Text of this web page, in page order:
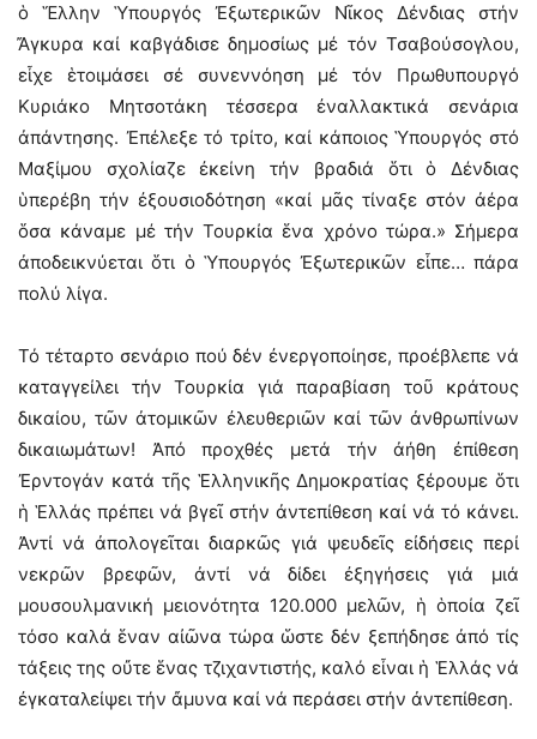
ὁ Ἕλλην Ὑπουργός Ἐξωτερικῶν Νῖκος Δένδιας στήν
Ἄγκυρα καί καβγάδισε δημοσίως μέ τόν Τσαβούσογλου,
εἶχε ἑτοιμάσει σέ συνεννόηση μέ τόν Πρωθυπουργό
Κυριάκο Μητσοτάκη τέσσερα ἐναλλακτικά σενάρια
ἀπάντησης. Ἐπέλεξε τό τρίτο, καί κάποιος Ὑπουργός στό
Μαξίμου σχολίαζε ἐκείνη τήν βραδιά ὅτι ὁ Δένδιας
ὑπερέβη τήν ἐξουσιοδότηση «καί μᾶς τίναξε στόν ἀέρα
ὅσα κάναμε μέ τήν Τουρκία ἕνα χρόνο τώρα.» Σήμερα
ἀποδεικνύεται ὅτι ὁ Ὑπουργός Ἐξωτερικῶν εἶπε… πάρα
πολύ λίγα.
Τό τέταρτο σενάριο πού δέν ἐνεργοποίησε, προέβλεπε νά
καταγγείλει τήν Τουρκία γιά παραβίαση τοῦ κράτους
δικαίου, τῶν ἀτομικῶν ἐλευθεριῶν καί τῶν ἀνθρωπίνων
δικαιωμάτων! Ἀπό προχθές μετά τήν ἀήθη ἐπίθεση
Ἐρντογάν κατά τῆς Ἑλληνικῆς Δημοκρατίας ξέρουμε ὅτι
ἡ Ἑλλάς πρέπει νά βγεῖ στήν ἀντεπίθεση καί νά τό κάνει.
Ἀντί νά ἀπολογεῖται διαρκῶς γιά ψευδεῖς εἰδήσεις περί
νεκρῶν βρεφῶν, ἀντί νά δίδει ἐξηγήσεις γιά μιά
μουσουλμανική μειονότητα 120.000 μελῶν, ἡ ὁποία ζεῖ
τόσο καλά ἕναν αἰῶνα τώρα ὥστε δέν ξεπήδησε ἀπό τίς
τάξεις της οὔτε ἕνας τζιχαντιστής, καλό εἶναι ἡ Ἑλλάς νά
ἐγκαταλείψει τήν ἄμυνα καί νά περάσει στήν ἀντεπίθεση.